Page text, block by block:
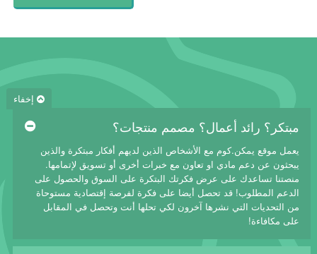
إخفاء
مبتكر؟ رائد أعمال؟ مصمم منتجات؟
يعمل موقع يمكن.كوم مع الأشخاص الذين لديهم أفكار مبتكرة والذين
يبحثون عن دعم مادي او تعاون مع خبرات أخرى أو تسويق لإتمامها.
منصتنا تساعدك على عرض فكرتك البتكرة على السوق والحصول على
الدعم المطلوب! قد تحصل أيضا على فكرة لفرصة إقتصادية مستوحاة
من التحديات التي نشرها آخرون لكي تحلها أنت وتحصل في المقابل
على مكافاءة!